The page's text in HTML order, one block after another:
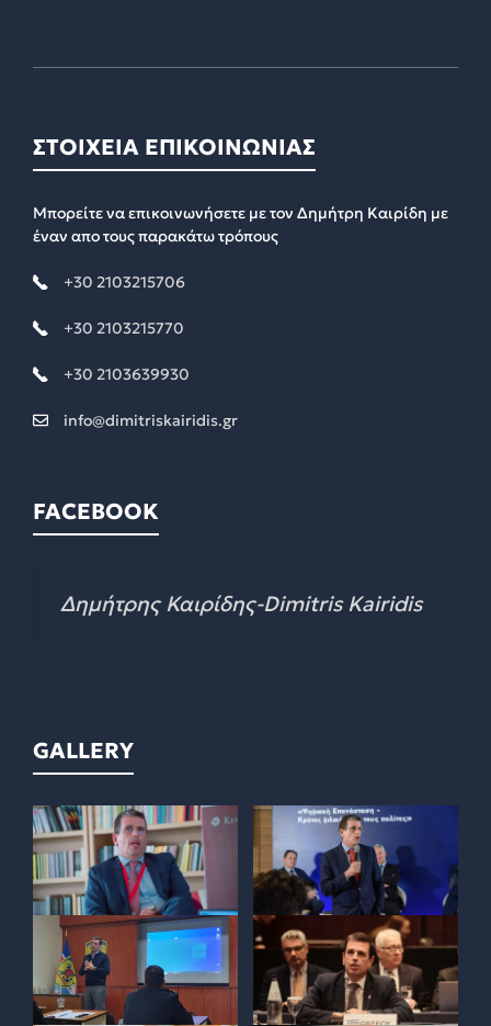
ΣΤΟΙΧΕΙΑ ΕΠΙΚΟΙΝΩΝΙΑΣ
Μπορείτε να επικοινωνήσετε με τον Δημήτρη Καιρίδη με
έναν απο τους παρακάτω τρόπους
+30 2103215706
+30 2103215770
+30 2103639930
info@dimitriskairidis.gr
FACEBOOK
Δημήτρης Καιρίδης-Dimitris Kairidis
GALLERY